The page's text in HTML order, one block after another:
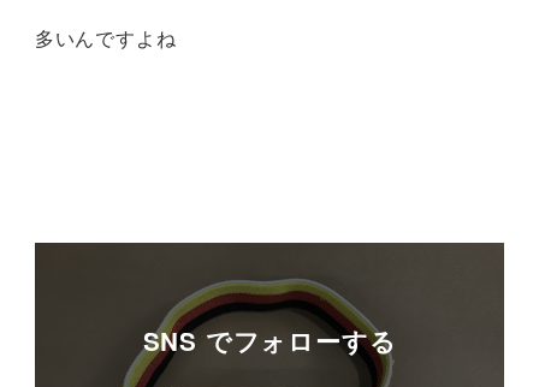
多いんですよね
SNS でフォローする